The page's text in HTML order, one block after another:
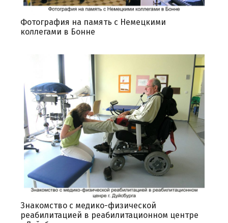
Фотография на память с Немецкими
коллегами в Бонне
Знакомство с медико-физической
реабилитацией в реабилитационном центре